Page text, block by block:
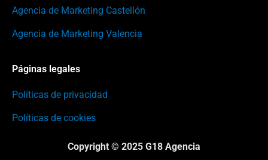
Agencia de Marketing Castellón
Agencia de Marketing Valencia
Páginas legales
Políticas de privacidad
Políticas de cookies
Copyright © 2025 G18 Agencia